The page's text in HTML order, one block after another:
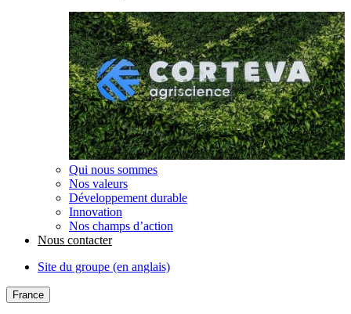
Qui nous sommes
Nos valeurs
Développement durable
Innovation
Nos champs d’action
Nous contacter
Site du groupe (en anglais)
France